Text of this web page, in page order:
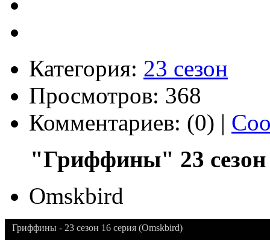
Категория: 23 сезон
Просмотров: 368
Комментариев: (0) |
"Гриффины" 23 сезон
Omskbird
Гриффины - 23 сезон 16 серия (Omskbird)